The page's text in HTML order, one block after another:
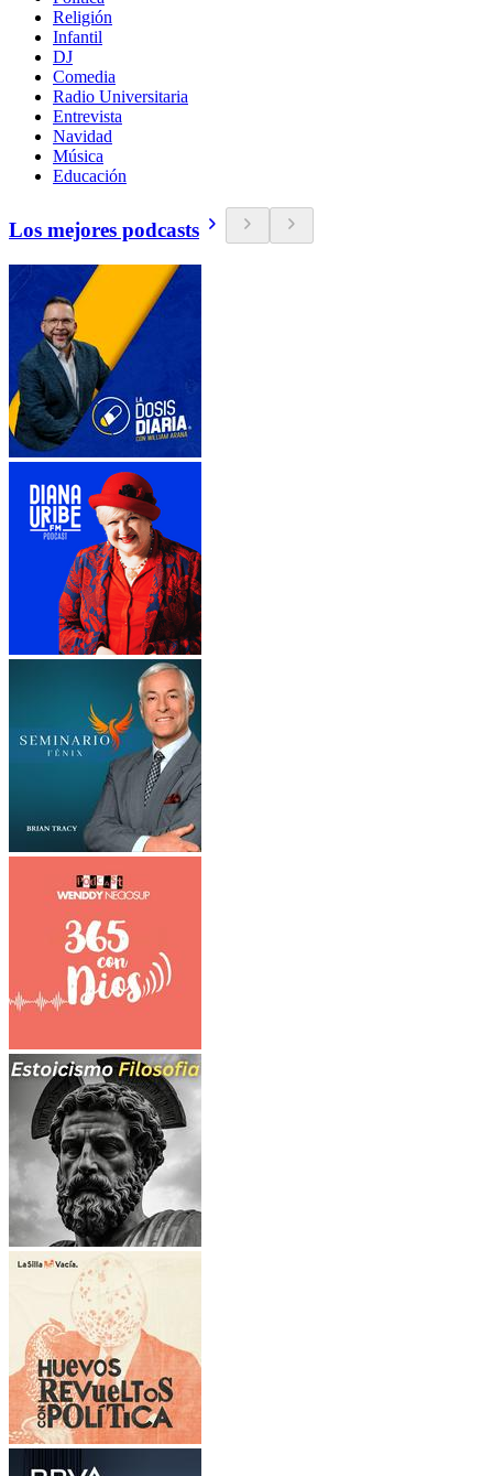
Religión
Infantil
DJ
Comedia
Radio Universitaria
Entrevista
Navidad
Música
Educación
Los mejores podcasts